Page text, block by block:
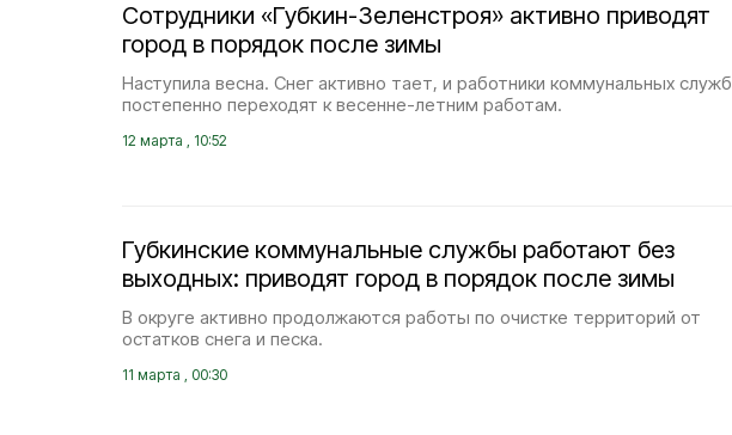
Сотрудники «Губкин-Зеленстроя» активно приводят
город в порядок после зимы
Наступила весна. Снег активно тает, и работники коммунальных служб
постепенно переходят к весенне-летним работам.
12 марта , 10:52
Губкинские коммунальные службы работают без
выходных: приводят город в порядок после зимы
В округе активно продолжаются работы по очистке территорий от
остатков снега и песка.
11 марта , 00:30